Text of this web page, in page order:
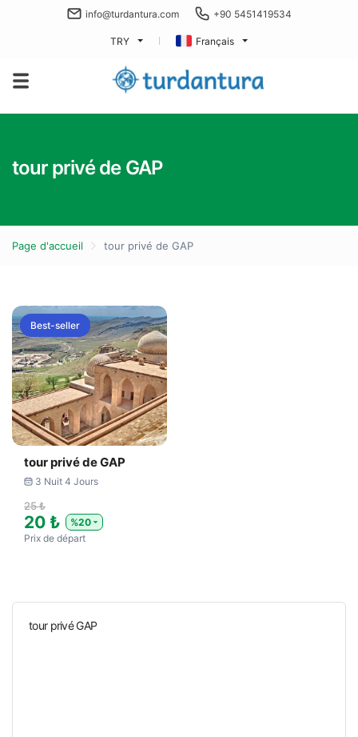
info@turdantura.com +90 5451419534
TRY Français
tour privé de GAP
Page d'accueil tour privé de GAP
Best-seller
tour privé de GAP
3 Nuit 4 Jours
25 ₺
20 ₺
%20
Prix ​​de départ
tour privé GAP